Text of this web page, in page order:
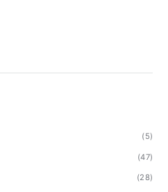
(5)
(47)
(28)